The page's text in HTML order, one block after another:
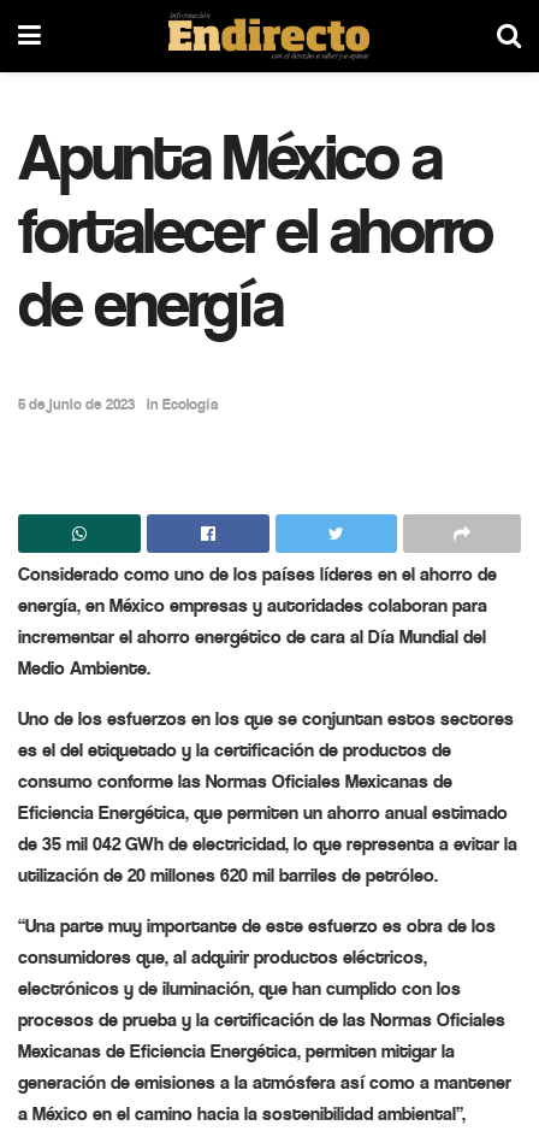
Apunta México a
fortalecer el ahorro
de energía
5 de junio de 2023 in Ecología
Considerado como uno de los países líderes en el ahorro de
energía, en México empresas y autoridades colaboran para
incrementar el ahorro energético de cara al Día Mundial del
Medio Ambiente.
Uno de los esfuerzos en los que se conjuntan estos sectores
es el del etiquetado y la certificación de productos de
consumo conforme las Normas Oficiales Mexicanas de
Eficiencia Energética, que permiten un ahorro anual estimado
de 35 mil 042 GWh de electricidad, lo que representa a evitar la
utilización de 20 millones 620 mil barriles de petróleo.
“Una parte muy importante de este esfuerzo es obra de los
consumidores que, al adquirir productos eléctricos,
electrónicos y de iluminación, que han cumplido con los
procesos de prueba y la certificación de las Normas Oficiales
Mexicanas de Eficiencia Energética, permiten mitigar la
generación de emisiones a la atmósfera así como a mantener
a México en el camino hacia la sostenibilidad ambiental”,